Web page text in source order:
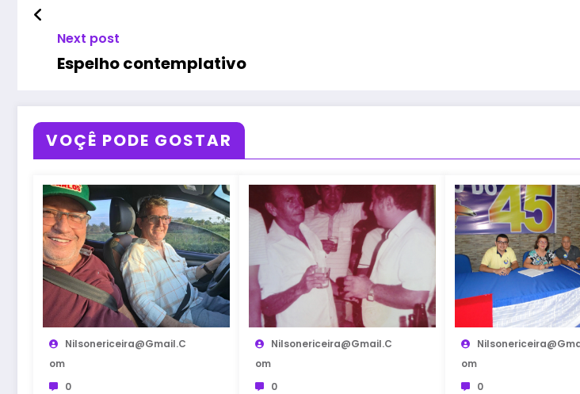
Next post
Espelho contemplativo
VOÇÊ PODE GOSTAR
Nilsonericeira@gmail.c
Om
0
Nilsonericeira@gmail.c
Om
0
Om
0